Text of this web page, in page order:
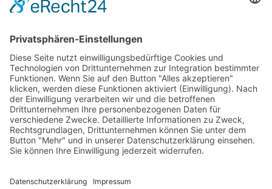
Öffnungszeiten
Versandpartner
Verfügbarkeiten
Zahlung und Versand
Datenschutz
Fernabsatz
Widerrufsrecht bei Reparatur